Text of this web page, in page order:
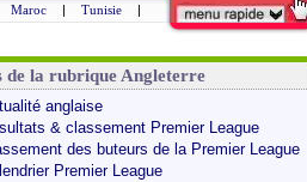
Maroc | Tunisie |
de la rubrique Angleterre
anglaise
& classement Premier League
des buteurs de la Premier League
Premier League